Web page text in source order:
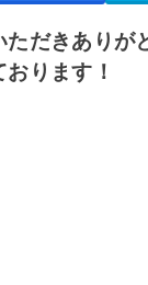
だきありが
ります！